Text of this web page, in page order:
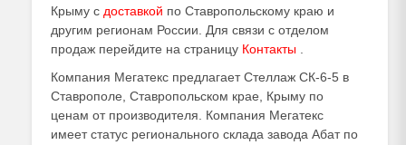
Крыму с доставкой по Ставропольскому краю и
другим регионам России. Для связи с отделом
продаж перейдите на страницу Контакты
Компания Мегатекс предлагает Стеллаж СК-6-5 в
Ставрополе, Ставропольском крае, Крыму по
ценам от производителя. Компания Мегатекс
имеет статус регионального склада завода Абат по